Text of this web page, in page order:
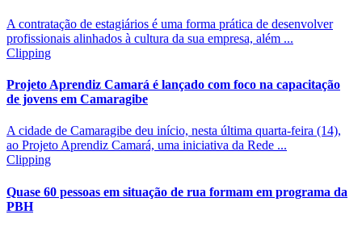
A contratação de estagiários é uma forma prática de desenvolver
profissionais alinhados à cultura da sua empresa, além ...
Clipping
Projeto Aprendiz Camará é lançado com foco na capacitação
de jovens em Camaragibe
A cidade de Camaragibe deu início, nesta última quarta-feira (14),
ao Projeto Aprendiz Camará, uma iniciativa da Rede ...
Clipping
Quase 60 pessoas em situação de rua formam em programa da
PBH